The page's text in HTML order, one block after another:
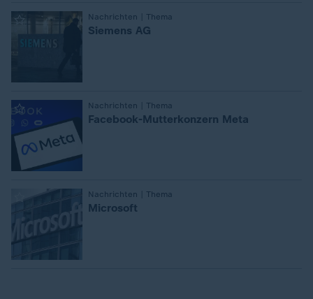
Nachrichten | Thema
Siemens AG
Nachrichten | Thema
Facebook-Mutterkonzern Meta
Nachrichten | Thema
Microsoft